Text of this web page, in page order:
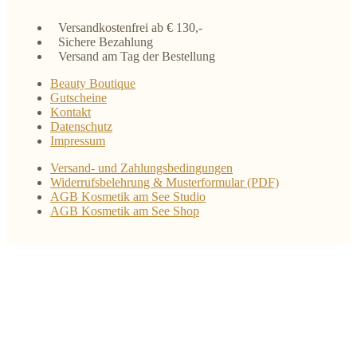
Versandkostenfrei ab € 130,-
Sichere Bezahlung
Versand am Tag der Bestellung
Beauty Boutique
Gutscheine
Kontakt
Datenschutz
Impressum
Versand- und Zahlungsbedingungen
Widerrufsbelehrung & Musterformular (PDF)
AGB Kosmetik am See Studio
AGB Kosmetik am See Shop